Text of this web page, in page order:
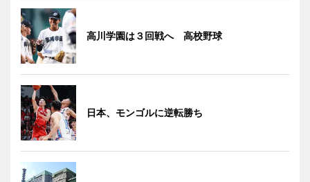
高川学園は３回戦へ 高校野球
日本、モンゴルに逆転勝ち